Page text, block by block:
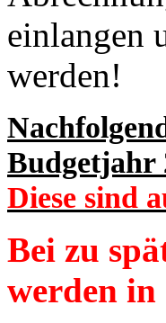
einlangen
werden!
Budgetjahr
Diese sind
Bei zu
werden in